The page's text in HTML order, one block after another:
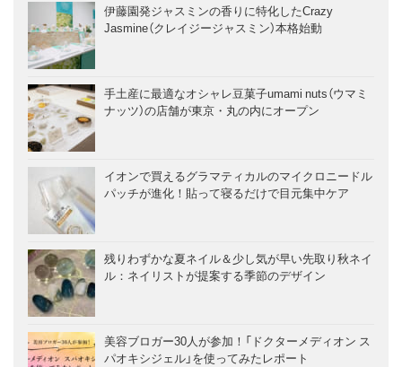
伊藤園発ジャスミンの香りに特化したCrazy
Jasmine（クレイジージャスミン）本格始動
手土産に最適なオシャレ豆菓子umami nuts（ウマミ
ナッツ）の店舗が東京・丸の内にオープン
イオンで買えるグラマティカルのマイクロニードル
パッチが進化！貼って寝るだけで目元集中ケア
残りわずかな夏ネイル＆少し気が早い先取り秋ネイ
ル：ネイリストが提案する季節のデザイン
美容ブロガー30人が参加！「ドクターメディオン ス
パオキシジェル」を使ってみたレポート